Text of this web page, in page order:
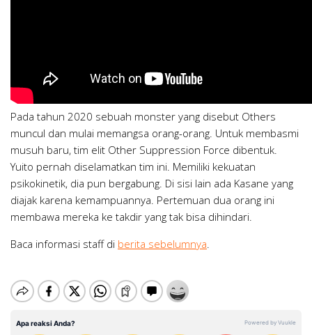
Pada tahun 2020 sebuah monster yang disebut Others
muncul dan mulai memangsa orang-orang. Untuk membasmi
musuh baru, tim elit Other Suppression Force dibentuk.
Yuito pernah diselamatkan tim ini. Memiliki kekuatan
psikokinetik, dia pun bergabung. Di sisi lain ada Kasane yang
diajak karena kemampuannya. Pertemuan dua orang ini
membawa mereka ke takdir yang tak bisa dihindari.
Baca informasi staff di berita sebelumnya